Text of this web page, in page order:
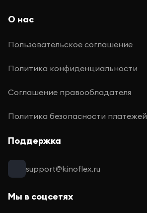
О нас
Пользовательское соглашение
Политика конфиденциальности
Соглашение правообладателя
Политика безопасности платежей
Поддержка
support@kinoflex.ru
Мы в соцсетях